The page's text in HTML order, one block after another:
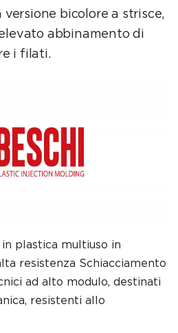
bicolore a strisce,
abbinamento di
i filati.
plastica multiuso in
resistenza Schiacciamento
ad alto modulo, destinati
resistenti allo